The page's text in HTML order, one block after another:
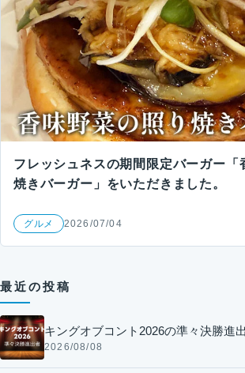
フレッシュネスの期間限定バーガー「
焼きバーガー」をいただきました。
グルメ 2026/07/04
最近の投稿
キングオブコント2026の準々決勝進
2026/08/08